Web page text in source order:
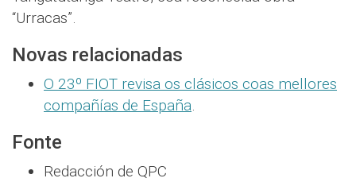
“Urracas”.
Novas relacionadas
O 23º FIOT revisa os clásicos coas mellores
compañías de España.
Fonte
Redacción de QPC